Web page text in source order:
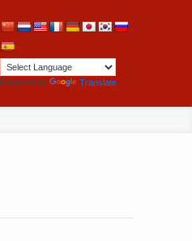
Powered by Translate